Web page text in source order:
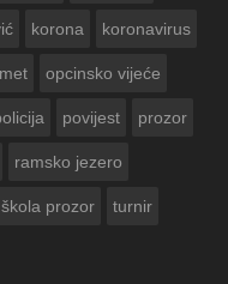
korona koronavirus
opcinsko vijeće
povijest prozor
ramsko jezero
prozor turnir